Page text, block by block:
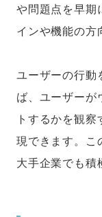
や問題点を早期
インや機能の方
ユーザーの行動
ば、ユーザーが
トするかを観
現できます。
大手企業でも積